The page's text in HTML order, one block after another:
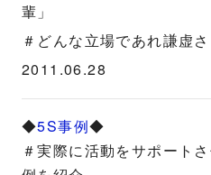
輩
＃どんな立場であれ謙虚さ
2011.06.28
◆5S事例◆
＃実際に活動をサポート